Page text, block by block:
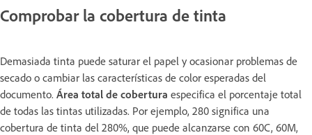
Comprobar la cobertura de tinta
Demasiada tinta puede saturar el papel y ocasionar problemas de
secado o cambiar las características de color esperadas del
documento. Área total de cobertura especifica el porcentaje total
de todas las tintas utilizadas. Por ejemplo, 280 significa una
cobertura de tinta del 280%, que puede alcanzarse con 60C, 60M,